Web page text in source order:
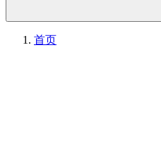
首页